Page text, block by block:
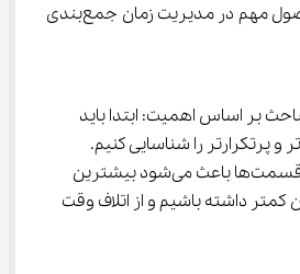
امتحان به دست آید. اصول مهم در مدیریت زمان جمع‌بندی
مباحث بر اساس اهمیت: ابتدا باید
بخش‌های مهم‌تر و پرتکرارتر را شناسایی کنیم.
تمرکز روی این قسمت‌ها باعث می‌شود بیشترین
کمتر داشته باشیم و از اتلاف وقت